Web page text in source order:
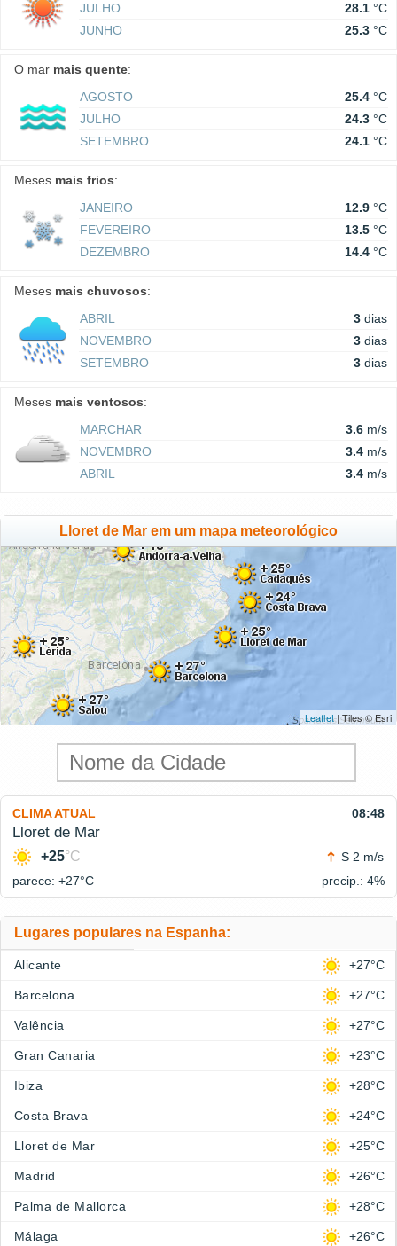
JULHO 28.1 °C
JUNHO
25.3 °C
O mar mais quente:
AGOSTO
25.4 °C
JULHO
24.3 °C
SETEMBRO
24.1 °C
Meses mais frios:
JANEIRO
12.9 °C
FEVEREIRO
13.5 °C
DEZEMBRO
14.4 °C
Meses mais chuvosos:
ABRIL
3 dias
NOVEMBRO
3 dias
SETEMBRO
3 dias
Meses mais ventosos:
MARCHAR
3.6 m/s
NOVEMBRO
3.4 m/s
ABRIL
3.4 m/s
Lloret de Mar em um mapa meteorológico
Leaflet| Tiles © Esri
CLIMA ATUAL 08:48
Lloret de Mar
+25°C
S 2 m/s
parece: +27°C precip.: 4%
Lugares populares na Espanha:
Alicante +27°C
Barcelona +27°C
Valência +27°C
Gran Canaria +23°C
Ibiza +28°C
Costa Brava +24°C
Lloret de Mar +25°C
Madrid +26°C
Palma de Mallorca +28°C
Málaga +26°C